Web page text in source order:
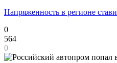
Напряженность в регионе
0
564
0